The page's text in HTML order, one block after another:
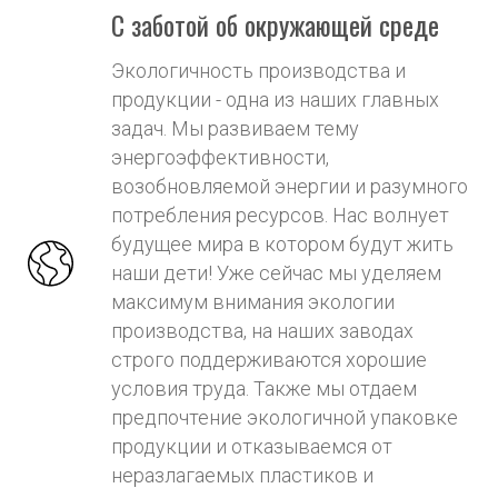
С заботой об окружающей среде
Экологичность производства и
продукции - одна из наших главных
задач. Мы развиваем тему
энергоэффективности,
возобновляемой энергии и разумного
потребления ресурсов. Нас волнует
будущее мира в котором будут жить
наши дети! Уже сейчас мы уделяем
максимум внимания экологии
производства, на наших заводах
строго поддерживаются хорошие
условия труда. Также мы отдаем
предпочтение экологичной упаковке
продукции и отказываемся от
неразлагаемых пластиков и